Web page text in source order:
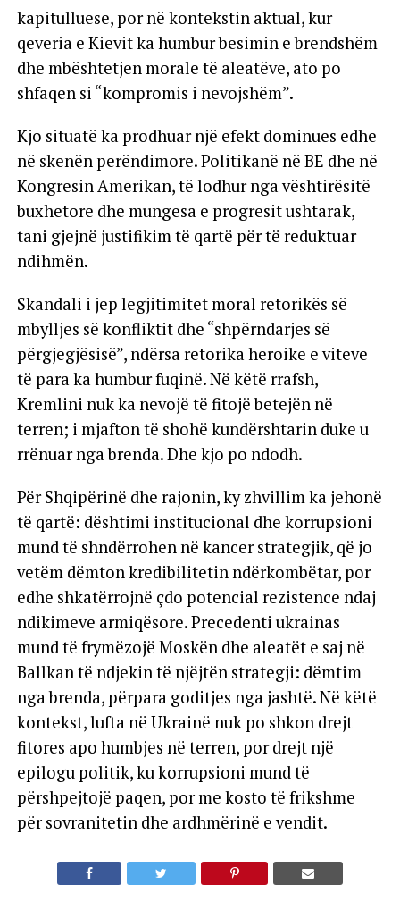
kapitulluese, por në kontekstin aktual, kur
qeveria e Kievit ka humbur besimin e brendshëm
dhe mbështetjen morale të aleatëve, ato po
shfaqen si “kompromis i nevojshëm”.
Kjo situatë ka prodhuar një efekt dominues edhe
në skenën perëndimore. Politikanë në BE dhe në
Kongresin Amerikan, të lodhur nga vështirësitë
buxhetore dhe mungesa e progresit ushtarak,
tani gjejnë justifikim të qartë për të reduktuar
ndihmën.
Skandali i jep legjitimitet moral retorikës së
mbylljes së konfliktit dhe “shpërndarjes së
përgjegjësisë”, ndërsa retorika heroike e viteve
të para ka humbur fuqinë. Në këtë rrafsh,
Kremlini nuk ka nevojë të fitojë betejën në
terren; i mjafton të shohë kundërshtarin duke u
rrënuar nga brenda. Dhe kjo po ndodh.
Për Shqipërinë dhe rajonin, ky zhvillim ka jehonë
të qartë: dështimi institucional dhe korrupsioni
mund të shndërrohen në kancer strategjik, që jo
vetëm dëmton kredibilitetin ndërkombëtar, por
edhe shkatërrojnë çdo potencial rezistence ndaj
ndikimeve armiqësore. Precedenti ukrainas
mund të frymëzojë Moskën dhe aleatët e saj në
Ballkan të ndjekin të njëjtën strategji: dëmtim
nga brenda, përpara goditjes nga jashtë. Në këtë
kontekst, lufta në Ukrainë nuk po shkon drejt
fitores apo humbjes në terren, por drejt një
epilogu politik, ku korrupsioni mund të
përshpejtojë paqen, por me kosto të frikshme
për sovranitetin dhe ardhmërinë e vendit.